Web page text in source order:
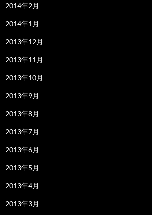
2014年2月
2014年1月
2013年12月
2013年11月
2013年10月
2013年9月
2013年8月
2013年7月
2013年6月
2013年5月
2013年4月
2013年3月